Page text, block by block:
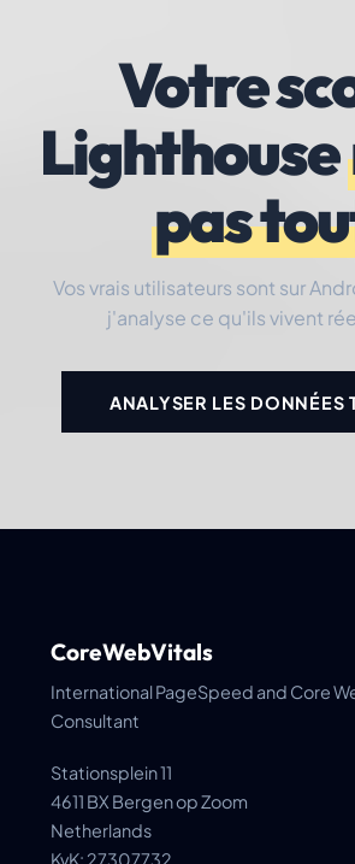
Votre
Lighthouse
pas
Vos vrais utilisateurs sont sur
j'analyse ce qu'ils vivent
ANALYSER LES DONNÉES
CoreWebVitals
International PageSpeed and Core
Consultant
Stationsplein 11
4611 BX Bergen op Zoom
Netherlands